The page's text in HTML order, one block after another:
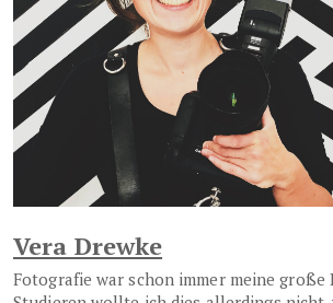
Vera Drewke
Fotografie war schon immer meine große